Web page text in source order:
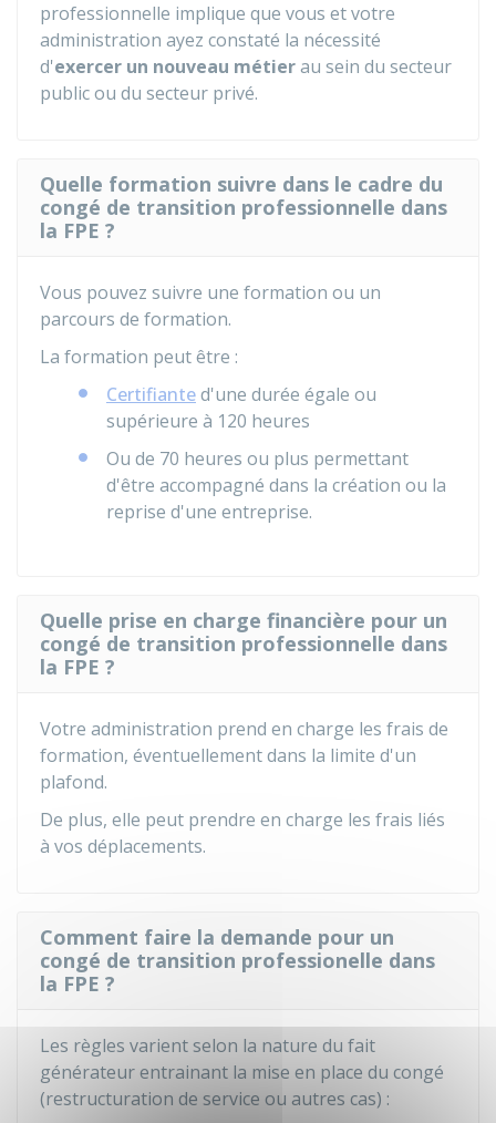
professionnelle implique que vous et votre
administration ayez constaté la nécessité
d'exercer un nouveau métierau sein du secteur
public ou du secteur privé.
Quelle formation suivre dans le cadre du
congé de transition professionnelle dans
la FPE ?
Vous pouvez suivre une formation ou un
parcours de formation.
La formation peut être :
Certifianted'une durée égale ou
supérieure à 120 heures
Ou de 70 heures ou plus permettant
d'être accompagné dans la création ou la
reprise d'une entreprise.
Quelle prise en charge financière pour un
congé de transition professionnelle dans
la FPE ?
Votre administration prend en charge les frais de
formation, éventuellement dans la limite d'un
plafond.
De plus, elle peut prendre en charge les frais liés
à vos déplacements.
Comment faire la demande pour un
congé de transition professionelle dans
la FPE ?
Les règles varient selon la nature du fait
générateur entrainant la mise en place du congé
(restructuration de service ou autres cas) :